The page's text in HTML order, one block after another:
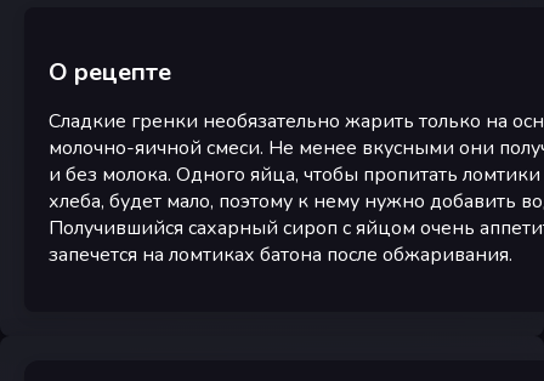
О рецепте
Сладкие гренки необязательно жарить только на
молочно-яичной смеси. Не менее вкусными они
и без молока. Одного яйца, чтобы пропитать ломтики
хлеба, будет мало, поэтому к нему нужно добавить
Получившийся сахарный сироп с яйцом очень
запечется на ломтиках батона после обжаривания.